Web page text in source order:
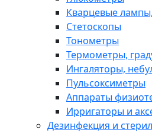
Кварцевые
Стетоскопы
Тонометры
Термометры,
Ингаляторы,
Пульсоксиметры
Аппараты
Ирригаторы и
Дезинфекция и